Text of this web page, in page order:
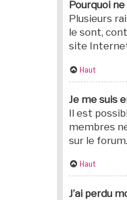
Pourquoi
Plusieurs
le sont,
site
Haut
Je me suis
Il est
membres
sur le forum.
Haut
J’ai perdu